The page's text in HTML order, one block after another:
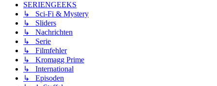
SERIENGEEKS
↳ Sci-Fi & Mystery
↳ Sliders
↳ Nachrichten
↳ Serie
↳ Filmfehler
↳ Kromagg Prime
↳ International
↳ Episoden